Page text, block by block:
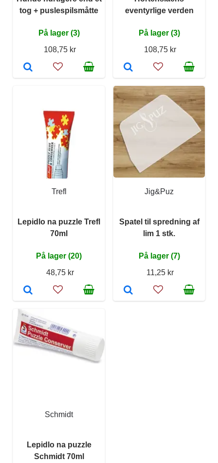
tog + puslespilsmåtte
På lager (3)
108,75 kr
eventyrlige verden
På lager (3)
108,75 kr
Trefl
Lepidlo na puzzle Trefl
70ml
På lager (20)
48,75 kr
Jig&Puz
Spatel til spredning af
lim 1 stk.
På lager (7)
11,25 kr
Schmidt
Lepidlo na puzzle
Schmidt 70ml